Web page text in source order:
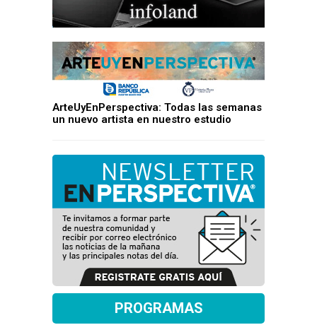
ArteUyEnPerspectiva: Todas las semanas
un nuevo artista en nuestro estudio
PROGRAMAS